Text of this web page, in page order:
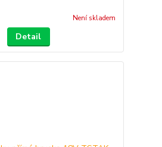
Není skladem
Detail